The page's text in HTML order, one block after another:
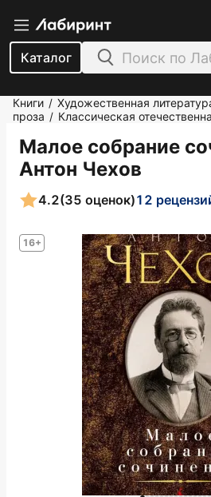
Каталог
Книги / Художественная
проза / Классическая
Малое собрание
Антон Чехов
16+
4.2(35 оценок)12